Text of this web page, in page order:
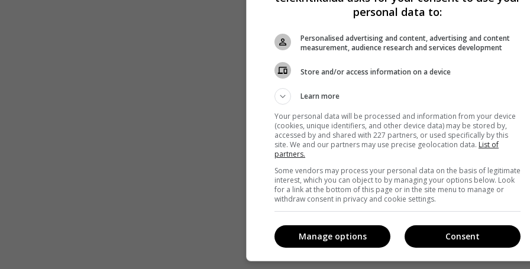
personal data to:
Personalised advertising and content, advertising and content
measurement, audience research and services development
Store and/or access information on a device
Learn more
Your personal data will be processed and information from your device
(cookies, unique identifiers, and other device data) may be stored by,
accessed by and shared with 227 partners, or used specifically by this
site. We and our partners may use precise geolocation data. List of
partners.
Some vendors may process your personal data on the basis of legitimate
interest, which you can object to by managing your options below. Look
for a link at the bottom of this page or in the site menu to manage or
withdraw consent in privacy and cookie settings.
Consent
Manage options